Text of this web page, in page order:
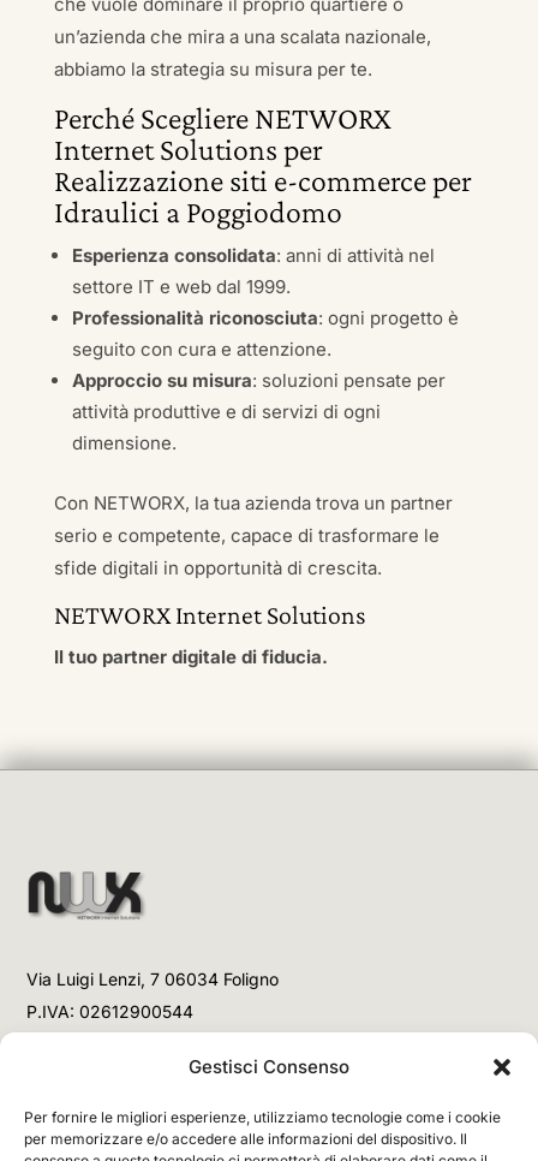
Gestisci Consenso
Per fornire le migliori esperienze, utilizziamo tecnologie come i cookie
per memorizzare e/o accedere alle informazioni del dispositivo. Il
un’azienda che mira a una scalata nazionale,
abbiamo la strategia su misura per te.
Perché Scegliere NETWORX
Internet Solutions per
Realizzazione siti e-commerce per
Idraulici a Poggiodomo
Esperienza consolidata: anni di attività nel
settore IT e web dal 1999.
Professionalità riconosciuta: ogni progetto è
seguito con cura e attenzione.
Approccio su misura: soluzioni pensate per
attività produttive e di servizi di ogni
dimensione.
Con NETWORX, la tua azienda trova un partner
serio e competente, capace di trasformare le
sfide digitali in opportunità di crescita.
NETWORX Internet Solutions
Il tuo partner digitale di fiducia.
Via Luigi Lenzi, 7 06034 Foligno
P.IVA: 02612900544
+39 3477853708 (Chiamata)